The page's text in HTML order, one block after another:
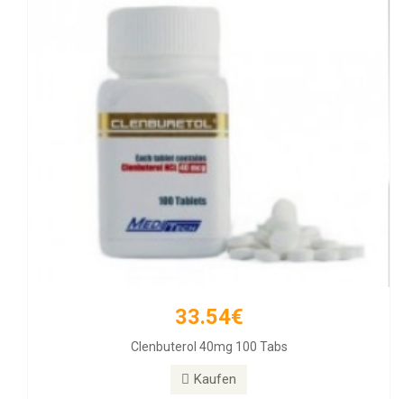
33.54€
Clenbuterol 40mg 100 Tabs
Kaufen
257.11€
Diamondtropin